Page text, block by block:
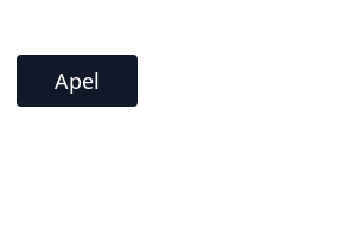
Apel